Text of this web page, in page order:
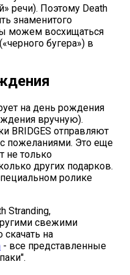
речи). Поэтому Death
знаменитого
можем восхищаться
бугера») в
на день рождения
вручную).
BRIDGES отправляют
пожеланиями. Это еще
не только
других подарков.
ролике
Stranding,
свежими
на
- все представленные